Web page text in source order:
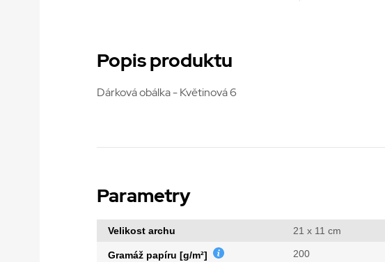
Popis produktu
Dárková obálka - Květinová 6
Parametry
Velikost archu 21 x 11 cm
Gramáž papíru [g/m²] 200